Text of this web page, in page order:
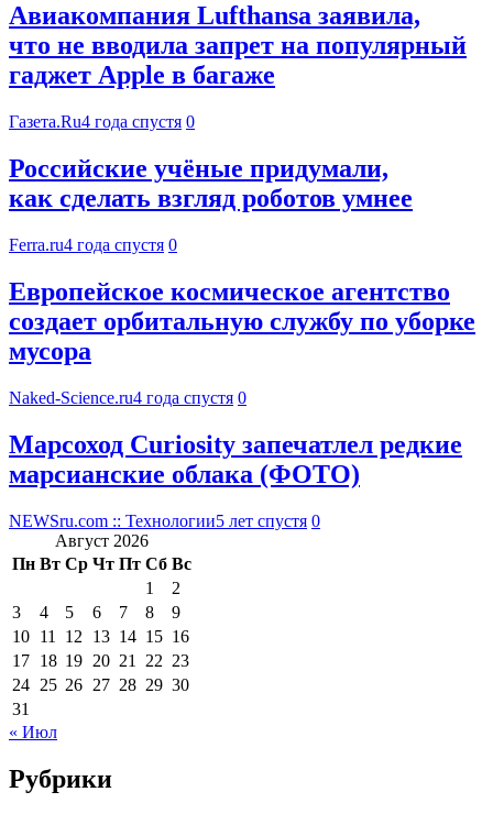
Авиакомпания Lufthansa заявила,
что не вводила запрет на популярный
гаджет Apple в багаже
Газета.Ru4 года спустя 0
Российские учёные придумали,
как сделать взгляд роботов умнее
Ferra.ru4 года спустя 0
Европейское космическое агентство
создает орбитальную службу по уборке
мусора
Naked-Science.ru4 года спустя 0
Марсоход Curiosity запечатлел редкие
марсианские облака (ФОТО)
NEWSru.com :: Технологии5 лет спустя 0
Август 2026
Пн Вт Ср Чт Пт Сб Вс
1
2
3
4 5 6 7 8
9
10 11 12 13 14 15 16
17 18 19 20 21 22 23
24 25 26 27 28 29 30
31
« Июл
Рубрики